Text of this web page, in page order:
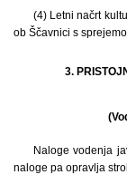
(4) Letni načrt
ob Ščavnici s
3.
Naloge vodenja
naloge pa opravlja